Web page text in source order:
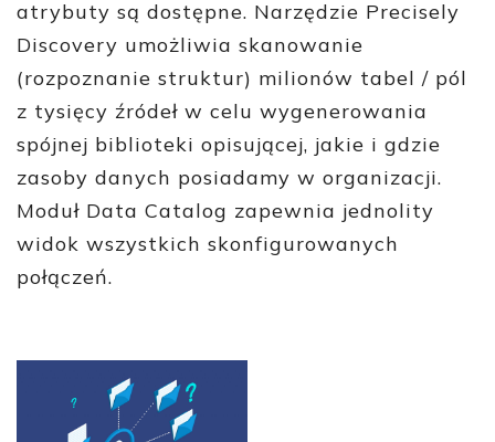
atrybuty są dostępne. Narzędzie Precisely
Discovery umożliwia skanowanie
(rozpoznanie struktur) milionów tabel / pól
z tysięcy źródeł w celu wygenerowania
spójnej biblioteki opisującej, jakie i gdzie
zasoby danych posiadamy w organizacji.
Moduł Data Catalog zapewnia jednolity
widok wszystkich skonfigurowanych
połączeń.